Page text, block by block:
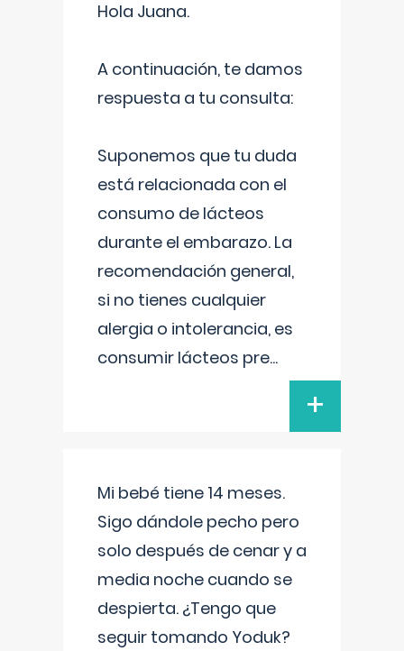
Hola Juana.
A continuación, te damos
respuesta a tu consulta:
Suponemos que tu duda
está relacionada con el
consumo de lácteos
durante el embarazo. La
recomendación general,
si no tienes cualquier
alergia o intolerancia, es
consumir lácteos pre...
+
Mi bebé tiene 14 meses.
Sigo dándole pecho pero
solo después de cenar y a
media noche cuando se
despierta. ¿Tengo que
seguir tomando Yoduk?